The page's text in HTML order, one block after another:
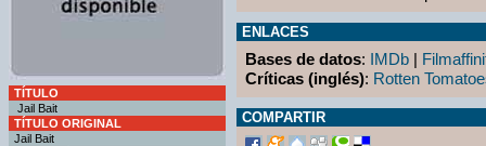
TÍTULO
Jail Bait
TÍTULO ORIGINAL
Jail Bait
ENLACES
Bases de datos: IMDb |
Críticas (inglés): Rotten
COMPARTIR